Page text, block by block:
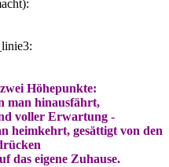
Höhepunkte:
man hinausfährt,
voller Erwartung -
heimkehrt, gesättigt von den
das eigene Zuhause.